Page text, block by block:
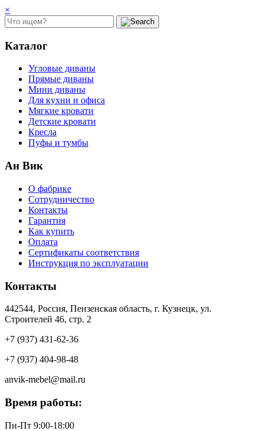
×
Каталог
Угловые диваны
Прямые диваны
Мини диваны
Для кухни и офиса
Мягкие кровати
Детские кровати
Кресла
Пуфы и тумбы
Ан Вик
О фабрике
Сотрудничество
Контакты
Гарантия
Как купить
Оплата
Сертификаты соответствия
Инструкция по эксплуатации
Контакты
442544, Россия, Пензенская область, г. Кузнецк, ул.
Строителей 46, стр. 2
+7 (937) 431-62-36
+7 (937) 404-98-48
anvik-mebel@mail.ru
Время работы:
Пн-Пт 9:00-18:00